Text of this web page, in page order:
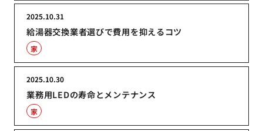
給湯器交換業者選びで費用を抑えるコツ
2025.10.31
家
業務用LEDの寿命とメンテナンス
2025.10.30
家